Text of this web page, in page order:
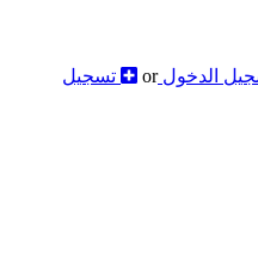
الدخولor
تسجيل